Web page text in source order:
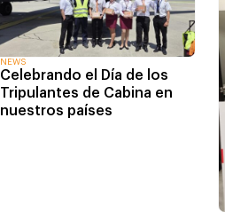
NEWS
Celebrando el Día de los
Tripulantes de Cabina en
nuestros países